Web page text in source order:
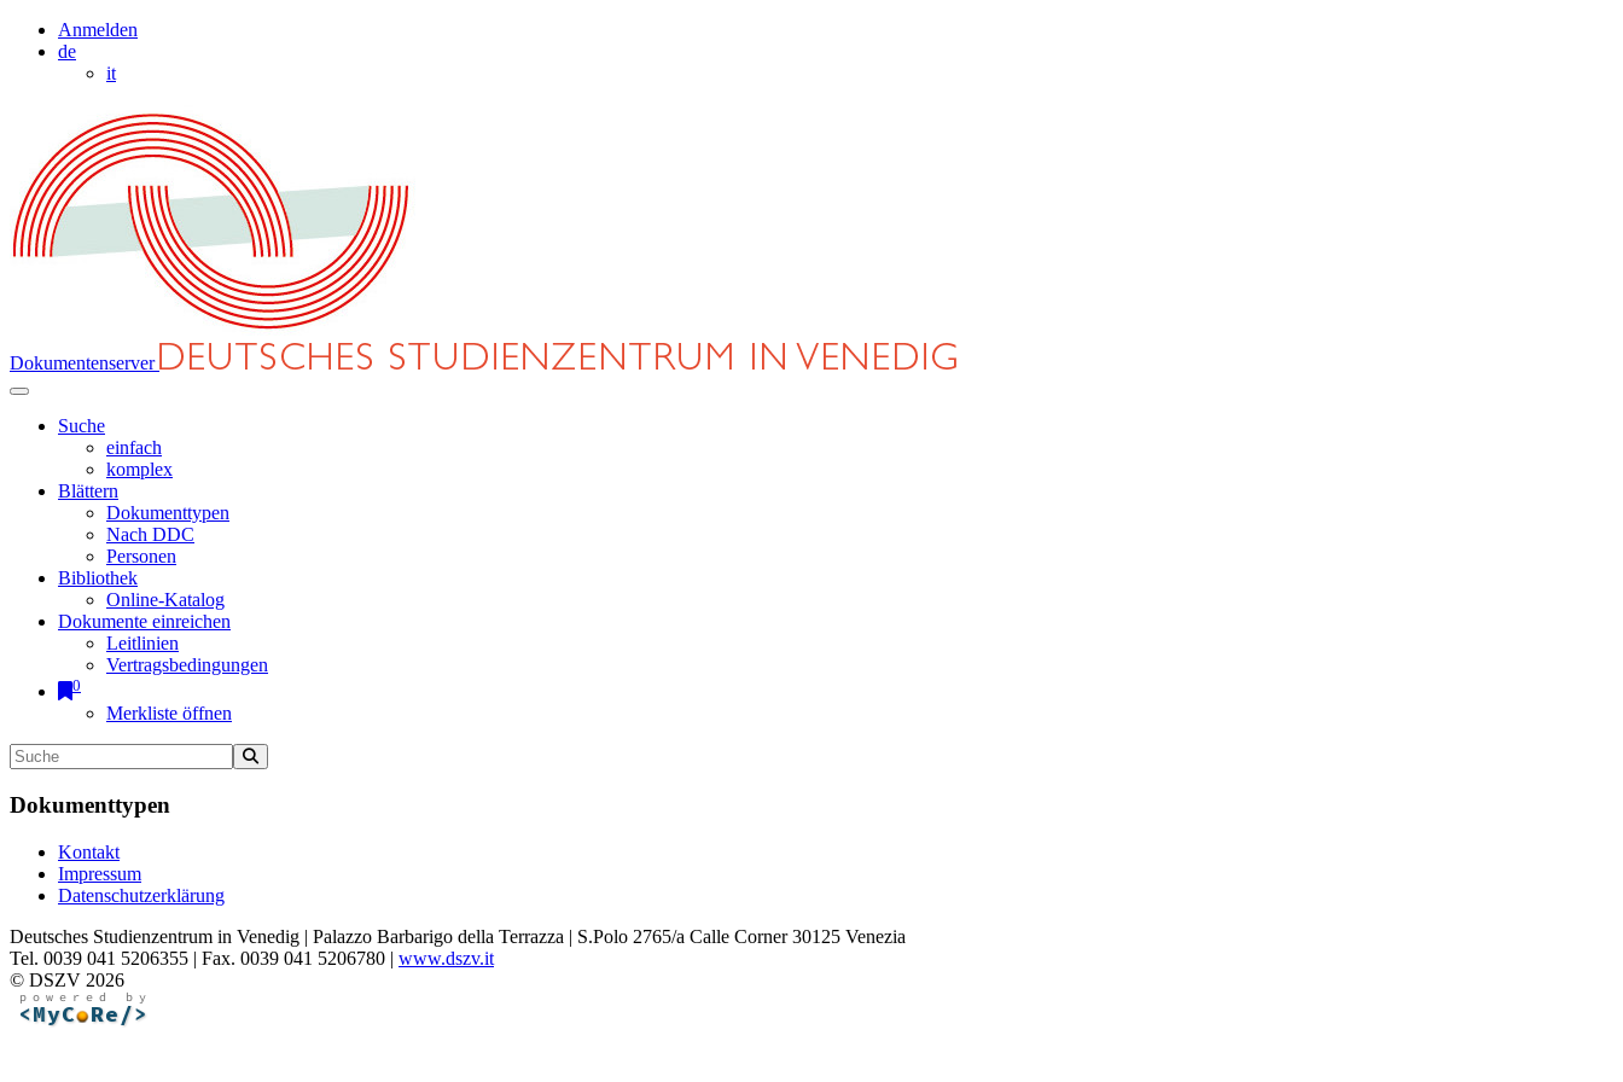
Anmelden
de
it
Dokumentenserver
Suche
einfach
komplex
Blättern
Dokumenttypen
Nach DDC
Personen
Bibliothek
Online-Katalog
Dokumente einreichen
Leitlinien
Vertragsbedingungen
0
Merkliste öffnen
Dokumenttypen
Kontakt
Impressum
Datenschutzerklärung
Deutsches Studienzentrum in Venedig | Palazzo Barbarigo della Terrazza | S.Polo 2765/a Calle Corner 30125 Venezia
Tel. 0039 041 5206355 | Fax. 0039 041 5206780 | www.dszv.it
© DSZV 2026